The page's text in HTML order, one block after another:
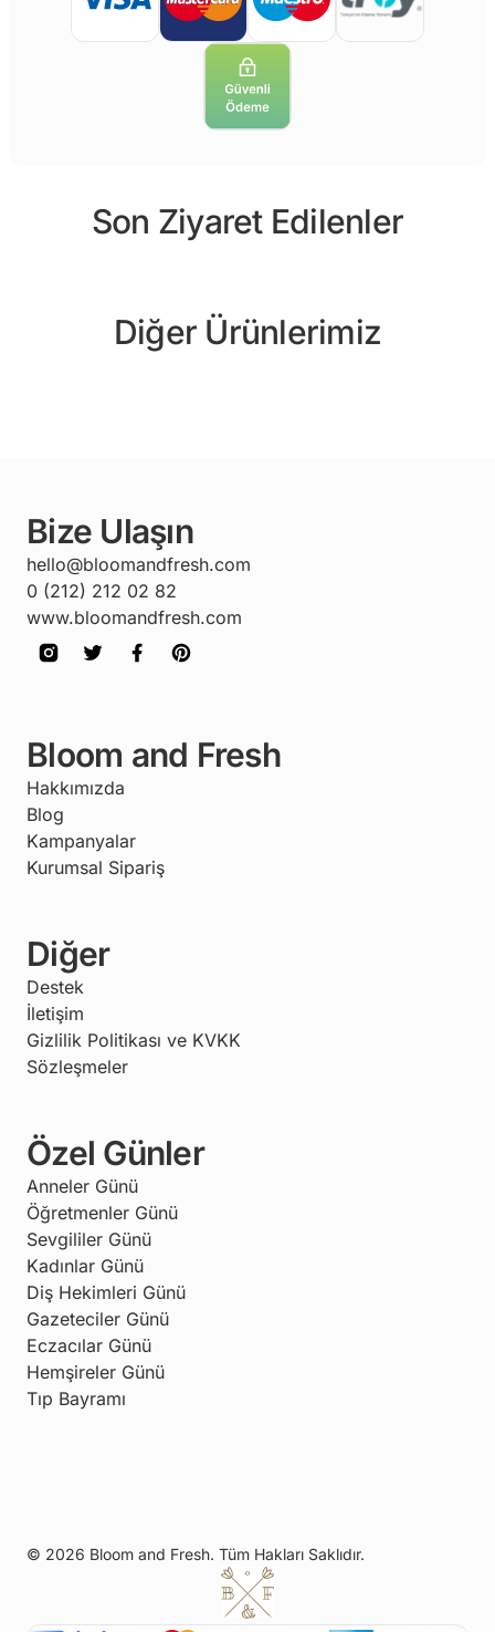
Son Ziyaret Edilenler
Diğer Ürünlerimiz
Bize Ulaşın
hello@bloomandfresh.com
0 (212) 212 02 82
www.bloomandfresh.com
Bloom and Fresh
Hakkımızda
Blog
Kampanyalar
Kurumsal Sipariş
Diğer
Destek
İletişim
Gizlilik Politikası ve KVKK
Sözleşmeler
Özel Günler
Anneler Günü
Öğretmenler Günü
Sevgililer Günü
Kadınlar Günü
Diş Hekimleri Günü
Gazeteciler Günü
Eczacılar Günü
Hemşireler Günü
Tıp Bayramı
© 2026 Bloom and Fresh. Tüm Hakları Saklıdır.